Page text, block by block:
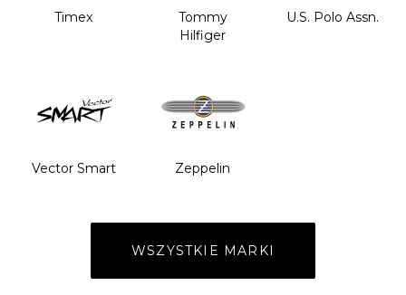
Timex
Tommy
Hilfiger
U.S. Polo Assn.
Vector Smart Zeppelin
WSZYSTKIE MARKI